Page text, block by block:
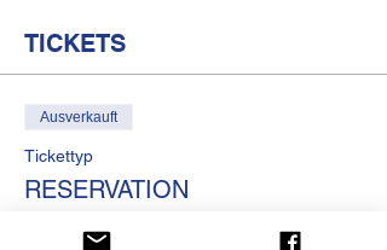
TICKETS
Ausverkauft
Tickettyp
RESERVATION